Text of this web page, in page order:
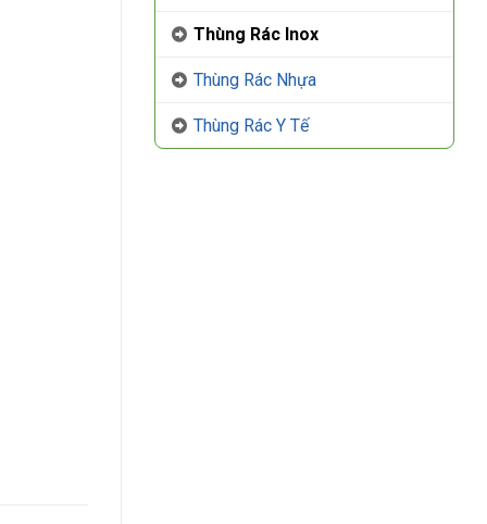
Thùng Rác Inox
Thùng Rác Nhựa
Thùng Rác Y Tế